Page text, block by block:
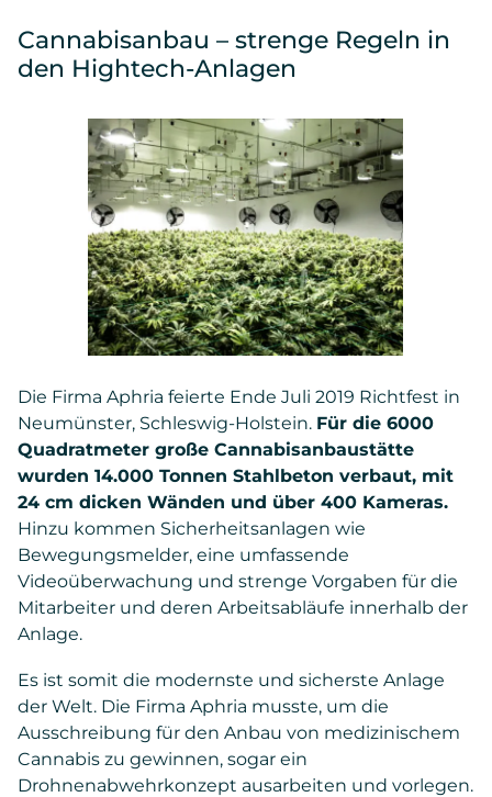
Cannabisanbau – strenge Regeln in
den Hightech-Anlagen
Die Firma Aphria feierte Ende Juli 2019 Richtfest in
Neumünster, Schleswig-Holstein. Für die 6000
Quadratmeter große Cannabisanbaustätte
wurden 14.000 Tonnen Stahlbeton verbaut, mit
24 cm dicken Wänden und über 400 Kameras.
Hinzu kommen Sicherheitsanlagen wie
Bewegungsmelder, eine umfassende
Videoüberwachung und strenge Vorgaben für die
Mitarbeiter und deren Arbeitsabläufe innerhalb der
Anlage.
Es ist somit die modernste und sicherste Anlage
der Welt. Die Firma Aphria musste, um die
Ausschreibung für den Anbau von medizinischem
Cannabis zu gewinnen, sogar ein
Drohnenabwehrkonzept ausarbeiten und vorlegen.